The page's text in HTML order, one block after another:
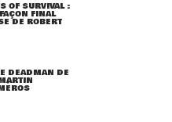
OF SURVIVAL :
FINAL
DE ROBERT
DEADMAN DE